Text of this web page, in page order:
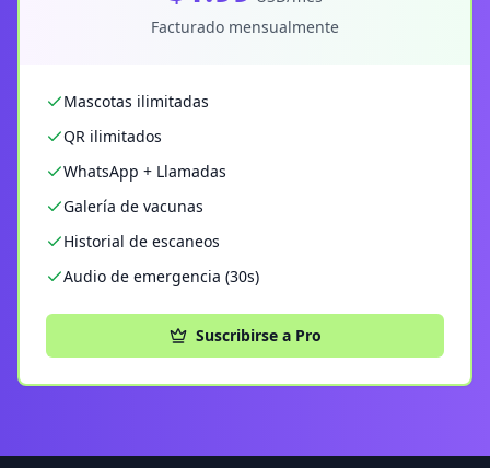
Facturado mensualmente
Mascotas ilimitadas
QR ilimitados
WhatsApp + Llamadas
Galería de vacunas
Historial de escaneos
Audio de emergencia (30s)
Suscribirse a Pro